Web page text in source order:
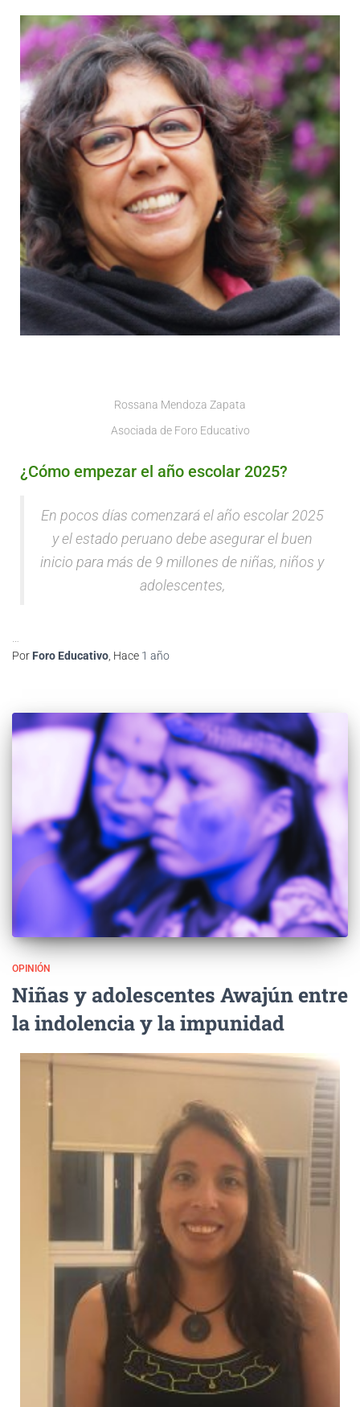
Rossana Mendoza Zapata
Asociada de Foro Educativo
¿Cómo empezar el año escolar 2025?
En pocos días comenzará el año escolar 2025
y el estado peruano debe asegurar el buen
inicio para más de 9 millones de niñas, niños y
adolescentes,
Por Foro Educativo , Hace 1 año
OPINIÓN
Niñas y adolescentes Awajún entre
la indolencia y la impunidad